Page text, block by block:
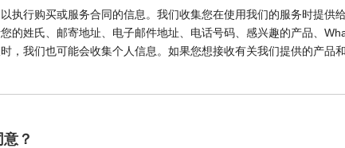
执行购买或服务合同的信息。我们收集您在使用我们的服务时提
的姓氏、邮寄地址、电子邮件地址、电话号码、感兴趣的产品、
，我们也可能会收集个人信息。如果您想接收有关我们提供的产品
？